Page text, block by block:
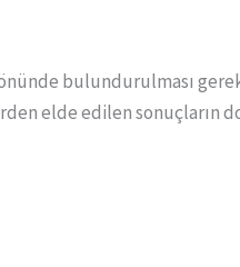
bulundurulması
elde edilen sonuçların